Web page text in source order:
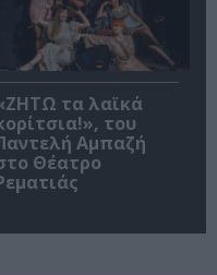
τα λαϊκά
του
Αμπαζή
Θέατρο